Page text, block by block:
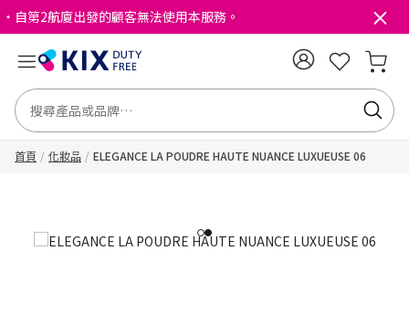
・自第2航廈出發的顧客無法使用本服務。
首頁 化妝品 ELEGANCE LA POUDRE HAUTE NUANCE LUXUEUSE 06
12